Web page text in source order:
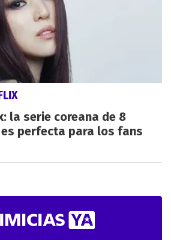
la serie coreana de 8
perfecta para los fans